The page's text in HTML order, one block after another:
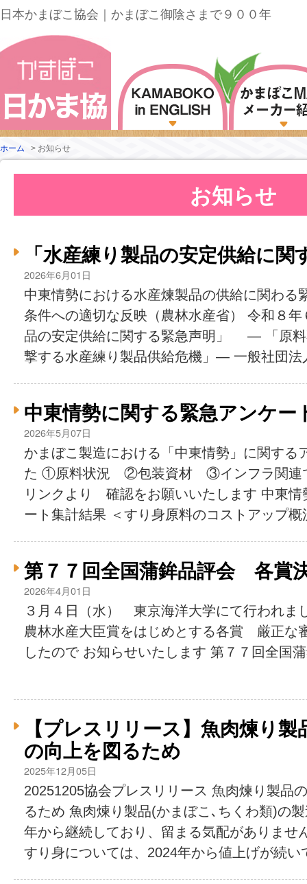
日本かまぼこ協会｜かまぼこ御陰さまで９００年
ホーム > お知らせ
お知らせ
「水産練り製品の安定供給に関
2026年6月01日
中東情勢における水産煉製品の供給に関わる
条件への適切な反映（農林水産省） 令和８
品の安定供給に関する緊急声明」 ― 「原料
撃する水産練り製品供給危機」― 一般社団法
中東情勢に関する緊急アンケ
2026年5月07日
かまぼこ製造における「中東情勢」に関する
た ①原料状況 ②包装資材 ③インフラ関連
リンクより 確認をお願いいたします 中東情
ート集計結果 ＜すり身原料のコストアップ概
第７７回全国蒲鉾品評会 各賞
2026年4月01日
３月４日（水） 東京海洋大学にて行われま
農林水産大臣賞をはじめとする各賞 厳正
したので お知らせいたします 第７７回全国
【プレスリリース】魚肉煉り
の向上を図るため
2025年12月05日
20251205協会プレスリリース 魚肉煉り製品
るため 魚肉煉り製品(かまぼこ､ちくわ類)の
年から継続しており、留まる気配がありませ
すり身については、2024年から値上げが続い